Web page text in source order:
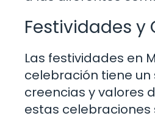
Festividades y
Las festividades en
celebración tiene
creencias y valores
estas